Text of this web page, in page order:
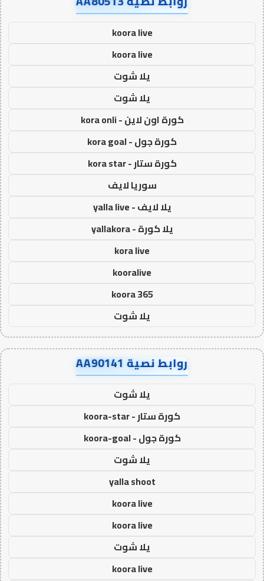
koora live
koora live
يلا شوت
يلا شوت
كورة اون لاين - kora onli
كورة جول - kora goal
كورة ستار - kora star
سوريا لايف
يلا لايف - yalla live
يلا كورة - yallakora
kora live
kooralive
koora 365
يلا شوت
روابط نصية AA90141
يلا شوت
كورة ستار - koora-star
كورة جول - koora-goal
يلا شوت
yalla shoot
koora live
koora live
يلا شوت
koora live